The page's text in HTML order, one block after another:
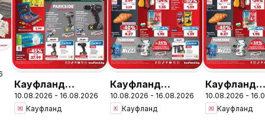
Кауфланд
брошура - Мега
оферти в Kaufland
10.08.2026 - 16.08.2026
Кауфланд
Кауфланд
брошура - Вземи
повече, спести
10.08.2026 - 16.08.2026
Кауфланд
Кауфланд
брошура -
повече,
10.08.2026 -
Кауфланд